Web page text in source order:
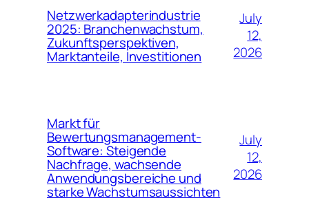
Netzwerkadapterindustrie
2025: Branchenwachstum,
Zukunftsperspektiven,
Marktanteile, Investitionen
July
12,
2026
Markt für
Bewertungsmanagement-
Software: Steigende
Nachfrage, wachsende
Anwendungsbereiche und
starke Wachstumsaussichten
July
12,
2026